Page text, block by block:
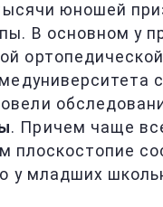
юношей
В основном у
. Причем чаще
плоскостопие
у младших